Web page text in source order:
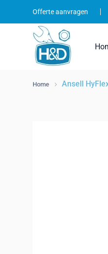
Offerte aanvragen
Home Ansell